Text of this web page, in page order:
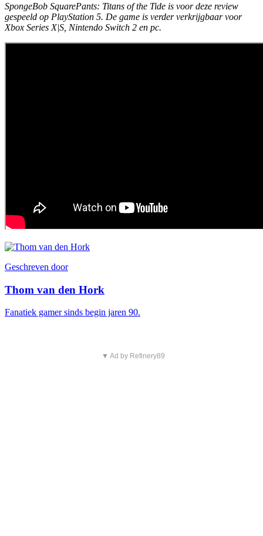
SpongeBob SquarePants: Titans of the Tide is voor deze review
gespeeld op PlayStation 5. De game is verder verkrijgbaar voor
Xbox Series X|S, Nintendo Switch 2 en pc.
Geschreven door
Thom van den Hork
Fanatiek gamer sinds begin jaren 90.
▼ Ad by Refinery89